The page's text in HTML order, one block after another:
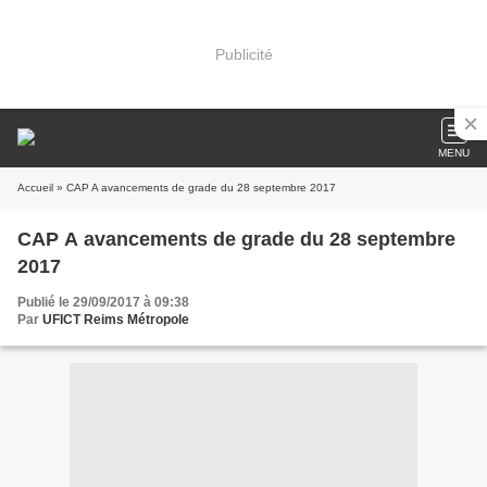
Publicité
MENU
Accueil » CAP A avancements de grade du 28 septembre 2017
CAP A avancements de grade du 28 septembre
2017
Publié le 29/09/2017 à 09:38
Par UFICT Reims Métropole